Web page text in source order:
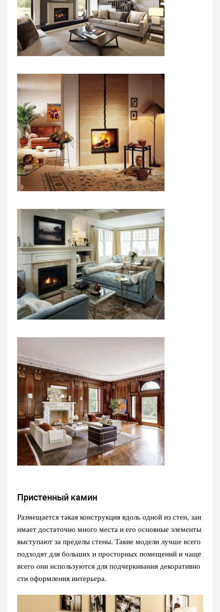
Пристенный камин
Размещается такая конструкция вдоль одной из стен, зан
имает достаточно много места и его основные элементы
выступают за пределы стены. Такие модели лучше всего
подходят для больших и просторных помещений и чаще
всего они используются для подчеркивания декоративно
сти оформления интерьера.